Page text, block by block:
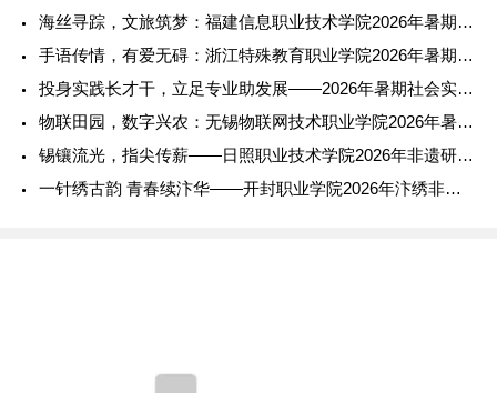
海丝寻踪，文旅筑梦：福建信息职业技术学院2026年暑期社会实
手语传情，有爱无碍：浙江特殊教育职业学院2026年暑期社会实
投身实践长才干，立足专业助发展——2026年暑期社会实践报告
物联田园，数字兴农：无锡物联网技术职业学院2026年暑期社会
锡镶流光，指尖传薪——日照职业技术学院2026年非遗研学实践
一针绣古韵 青春续汴华——开封职业学院2026年汴绣非遗传承